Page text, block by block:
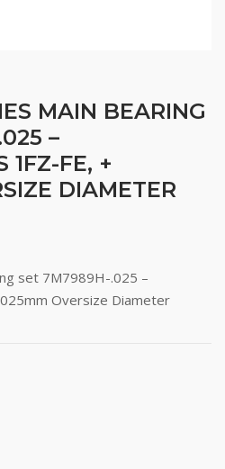
MAIN BEARING
–
1FZ-FE, +
DIAMETER
set 7M7989H-.025 –
Oversize Diameter